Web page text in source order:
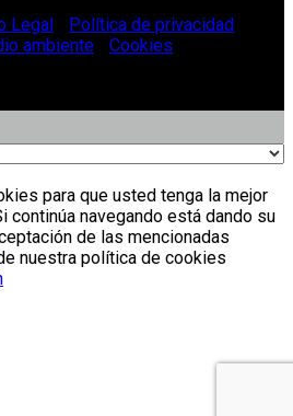
Legal Política de privacidad
ambiente
Cookies
para que usted tenga la mejor
continúa navegando está dando su
de las mencionadas
nuestra política de cookies